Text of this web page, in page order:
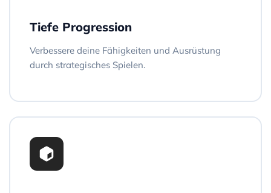
Tiefe Progression
Verbessere deine Fähigkeiten und Ausrüstung
durch strategisches Spielen.